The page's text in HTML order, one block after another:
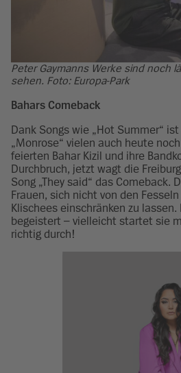
Peter Gaymanns Werke sind noch
sehen. Foto: Europa-Park
Bahars Comeback
Dank Songs wie „Hot Summer“
„Monrose“ vielen auch heute
feierten Bahar Kizil und ihre
Durchbruch, jetzt wagt die
Song „They said“ das Comeback.
Frauen, sich nicht von den
Klischees einschränken zu lassen.
begeistert – vielleicht startet sie
richtig durch!